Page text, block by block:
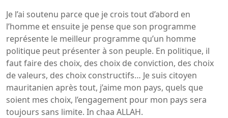
Je l’ai soutenu parce que je crois tout d’abord en
l’homme et ensuite je pense que son programme
représente le meilleur programme qu’un homme
politique peut présenter à son peuple. En politique, il
faut faire des choix, des choix de conviction, des choix
de valeurs, des choix constructifs… Je suis citoyen
mauritanien après tout, j’aime mon pays, quels que
soient mes choix, l’engagement pour mon pays sera
toujours sans limite. In chaa ALLAH.